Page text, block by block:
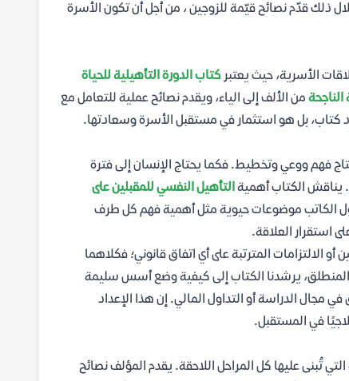
ذلك قدّم نصائح قيّمة للزوجين ، من أجل أن تكون الأسرة
الأسرية، حيث يعتبر كتاب الدورة التأهيلية للحياة
من الألف إلى الياء، ويقدم نصائح عملية للتعامل مع
كتاب، بل هو استثمار في مستقبل الأسرة وسعادتها.
فهم ووعي وتخطيط. فكما يحتاج الإنسان إلى فترة
يناقش الكتاب أهميةالتأهيل النفسي للمقبلين على
الكاتب موضوعات حيوية مثل أهمية فهم كل طرف
استقرار العلاقة.
الالتزامات المترتبة على أي اتفاق قانوني؛ فكلاهما
يرشدنا الكتاب إلى كيفية وضع أسس سليمة
مجال الدراسة أو التداول المالي. إن هذا الإعداد
في المستقبل.
تُبنى عليها كل المراحل اللاحقة. يقدم المؤلف نصائح